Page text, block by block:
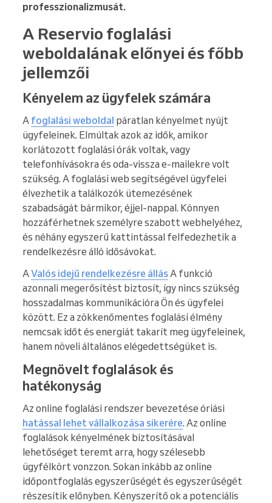
professzionalizmusát.
A Reservio foglalási
weboldalának előnyei és főbb
jellemzői
Kényelem az ügyfelek számára
A foglalási weboldal páratlan kényelmet nyújt
ügyfeleinek. Elmúltak azok az idők, amikor
korlátozott foglalási órák voltak, vagy
telefonhívásokra és oda-vissza e-mailekre volt
szükség. A foglalási web segítségével ügyfelei
élvezhetik a találkozók ütemezésének
szabadságát bármikor, éjjel-nappal. Könnyen
hozzáférhetnek személyre szabott webhelyéhez,
és néhány egyszerű kattintással felfedezhetik a
rendelkezésre álló idősávokat.
AValós idejű rendelkezésre állásA funkció
azonnali megerősítést biztosít, így nincs szükség
hosszadalmas kommunikációra Ön és ügyfelei
között. Ez a zökkenőmentes foglalási élmény
nemcsak időt és energiát takarít meg ügyfeleinek,
hanem növeli általános elégedettségüket is.
Megnövelt foglalások és
hatékonyság
Az online foglalási rendszer bevezetése óriási
hatással lehet vállalkozása sikerére. Az online
foglalások kényelmének biztosításával
lehetőséget teremt arra, hogy szélesebb
ügyfélkört vonzzon. Sokan inkább az online
időpontfoglalás egyszerűségét és egyszerűségét
részesítik előnyben. Kényszerítő ok a potenciális